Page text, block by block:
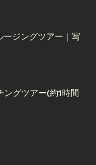
制覇
半日or1日）
ージングツアー｜写
ジングツアー｜写
ングツアー(約1時間